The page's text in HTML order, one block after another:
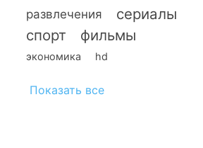
развлечения
сериалы
спорт
фильмы
экономика hd
Показать все